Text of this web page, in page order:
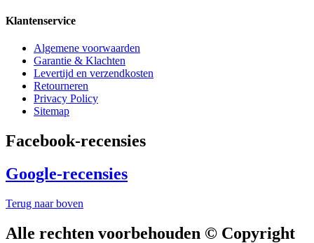
Klantenservice
Algemene voorwaarden
Garantie & Klachten
Levertijd en verzendkosten
Retourneren
Privacy Policy
Sitemap
Facebook-recensies
Google-recensies
Terug naar boven
Alle rechten voorbehouden © Copyright